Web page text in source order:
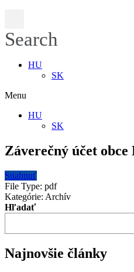
Search
HU
SK
Menu
HU
SK
Záverečný účet
Stiahnuť
File Type: pdf
Kategórie: Archív
Hľadať
Najnovšie články